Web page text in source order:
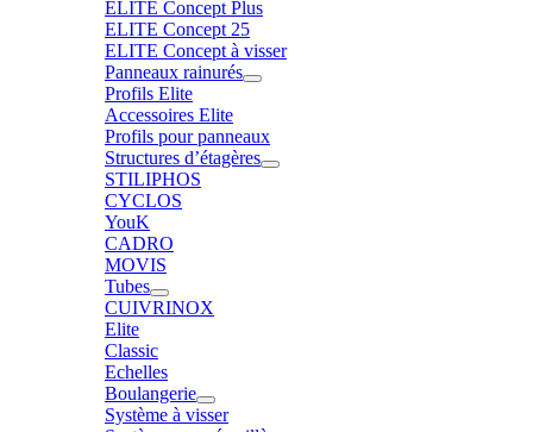
ELITE Concept Plus
ELITE Concept 25
ELITE Concept à visser
Panneaux rainurés
Profils Elite
Accessoires Elite
Profils pour panneaux
Structures d’étagères
STILIPHOS
CYCLOS
YouK
CADRO
MOVIS
Tubes
CUIVRINOX
Elite
Classic
Echelles
Boulangerie
Système à visser